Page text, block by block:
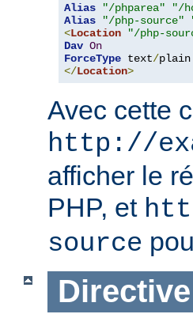
Alias "/phparea"
"/
Alias
"/php-source"
<Location "/php-
Dav On
ForceType text/
</Location>
Avec cette
http://
afficher le
PHP, et
source
Directive